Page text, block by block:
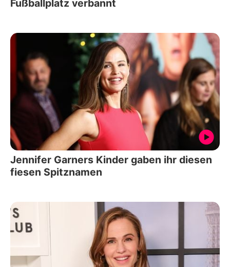
Fußballplatz verbannt
Jennifer Garners Kinder gaben ihr diesen
fiesen Spitznamen